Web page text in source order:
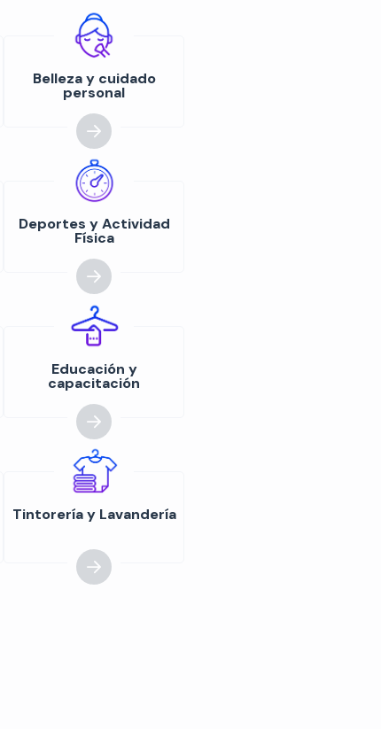
Belleza y cuidado
personal
Deportes y Actividad
Física
Educación y
capacitación
Tintorería y Lavandería